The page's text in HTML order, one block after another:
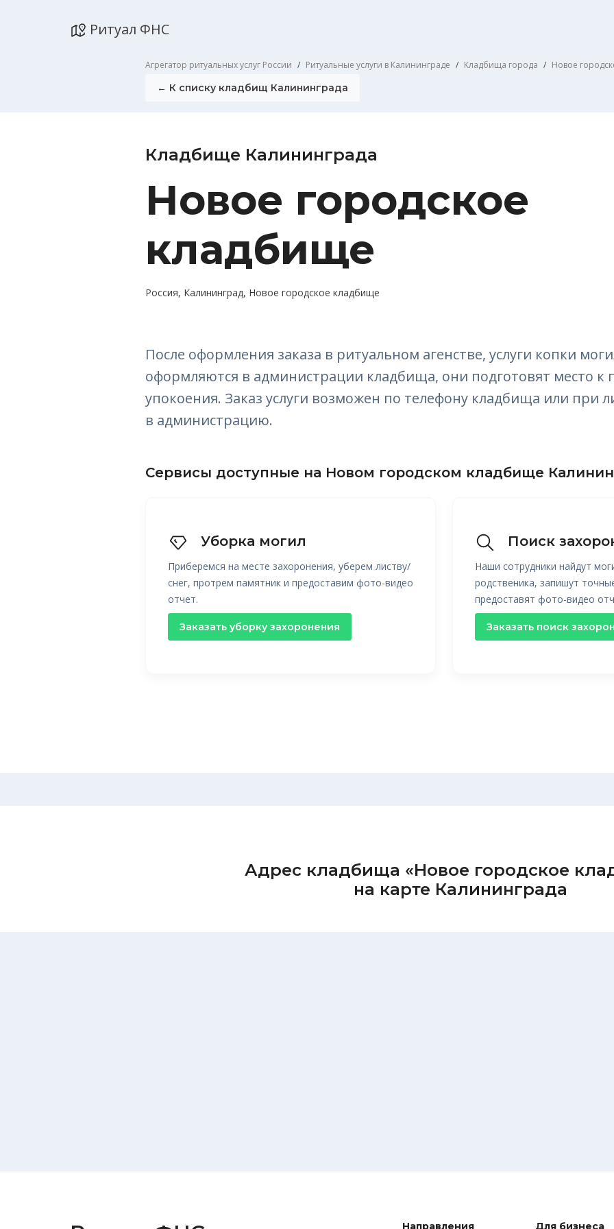
Ритуал ФНС
Агрегатор ритуальных услуг России Ритуальные услуги в Калининграде Кладбища города Новое
← К списку кладбищ Калининграда
Кладбище Калининграда
Новое городское
кладбище
Россия, Калининград, Новое городское кладбище
После оформления заказа в ритуальном агенстве, услуги копки
оформляются в администрации кладбища, они подготовят место к
упокоения. Заказ услуги возможен по телефону кладбища или при
в администрацию.
Сервисы доступные на Новом городском кладбище
Уборка могил
Приберемся на месте захоронения, уберем листву/
снег, протрем памятник и предоставим фото-видео
отчет.
Заказать уборку захоронения
Поиск
Наши сотрудники найдут
родственика, запишут
предоставят фото-видео
Заказать поиск
Адрес кладбища «Новое городское
на карте Калининграда
Направления Для бизнеса